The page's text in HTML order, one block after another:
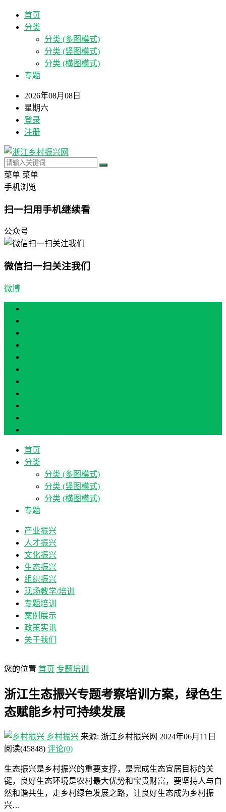
首页
分类
分类 (多图模式)
分类 (竖图模式)
分类 (横图模式)
专题
2026年08月08日
星期六
登录
注册
菜单 菜单
手机浏览
扫一扫用手机继续看
公众号
微信扫一扫关注我们
微博
首页
分类
分类 (多图模式)
分类 (竖图模式)
分类 (横图模式)
专题
产业振兴
人才振兴
文化振兴
生态振兴
组织振兴
现场教学/培训
专题培训
案例展示
政策实讯
关于我们
您的位置 首页 专题培训
浙江生态振兴专题考察培训方案，绿色生
态赋能乡村可持续发展
乡村振兴 来源: 浙江乡村振兴网 2024年06月11日
阅读(45848) 评论(0)
生态振兴是乡村振兴的重要支撑，是完成生态宜居目标的关
键，良好生态环境是农村最大优势和宝贵财富，要坚持人与自
然和谐共生，走乡村绿色发展之路，让良好生态成为乡村振
兴…